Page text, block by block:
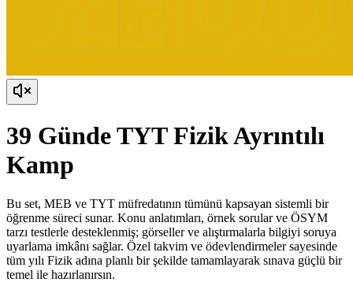
39 Günde TYT Fizik Ayrıntılı
Kamp
Bu set, MEB ve TYT müfredatının tümünü kapsayan sistemli bir
öğrenme süreci sunar. Konu anlatımları, örnek sorular ve ÖSYM
tarzı testlerle desteklenmiş; görseller ve alıştırmalarla bilgiyi soruya
uyarlama imkânı sağlar. Özel takvim ve ödevlendirmeler sayesinde
tüm yılı Fizik adına planlı bir şekilde tamamlayarak sınava güçlü bir
temel ile hazırlanırsın.